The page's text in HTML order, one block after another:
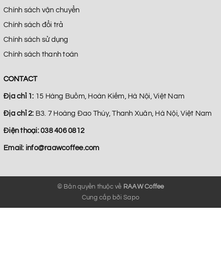
Chính sách vận chuyển
Chính sách đổi trả
Chính sách sử dụng
Chính sách thanh toán
CONTACT
Địa chỉ 1: 15 Hàng Buồm, Hoàn Kiếm, Hà Nội, Việt Nam
Địa chỉ 2: B3. 7 Hoàng Đao Thúy, Thanh Xuân, Hà Nội, Việt Nam
Điện thoại: 038 406 0812
Email: info@raawcoffee.com
© Bản quyền thuộc về RAAW Coffee
Cung cấp bởiSapo